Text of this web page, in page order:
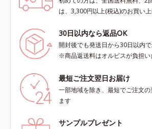
は、3,300円以上(税込)のお買い
30日以内なら返品OK
開封後でも発送日から30日以内
※商品返送料はオルビスが負担い
最短ご注文翌日お届け
一部地域を除き、最短でご注文
ます
サンプルプレゼント